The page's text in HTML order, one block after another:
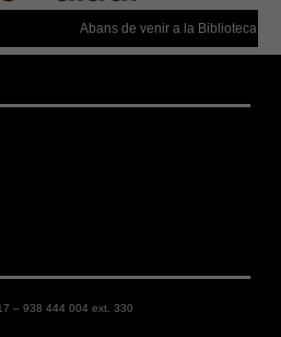
Abans de venir a la Biblioteca,
– 938 444 004 ext. 330
Experiència
Per tal que el
nostre lloc
possible